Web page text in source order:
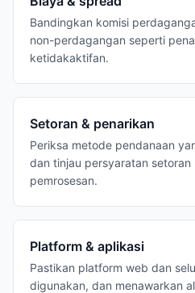
Bandingkan komisi
non-perdagangan seperti
ketidakaktifan.
Setoran & penarikan
Periksa metode pendanaan
dan tinjau persyaratan setoran
pemrosesan.
Platform & aplikasi
Pastikan platform web dan
digunakan, dan menawarkan